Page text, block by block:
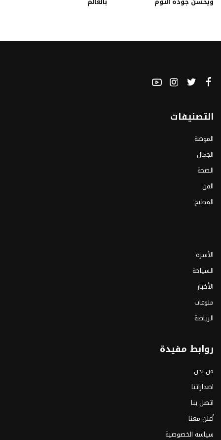
التصنيفات
الموضة
الجمال
الصحة
الفن
المطبخ
الأسرة
السياحة
الأخبار
منوعات
الرياضة
روابط مفيدة
من نحن
اصداراتنا
اتصل بنا
أعلن معنا
سياسة الخصوصية